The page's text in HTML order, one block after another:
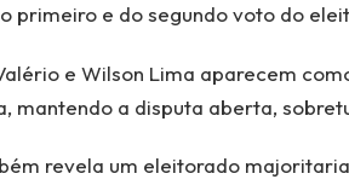
primeiro e do segundo voto do
e Wilson Lima aparecem
mantendo a disputa aberta,
revela um eleitorado